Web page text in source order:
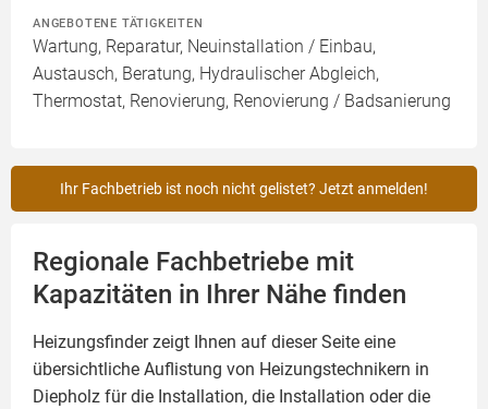
ANGEBOTENE TÄTIGKEITEN
Wartung, Reparatur, Neuinstallation / Einbau,
Austausch, Beratung, Hydraulischer Abgleich,
Thermostat, Renovierung, Renovierung / Badsanierung
Ihr Fachbetrieb ist noch nicht gelistet? Jetzt anmelden!
Regionale Fachbetriebe mit
Kapazitäten in Ihrer Nähe finden
Heizungsfinder zeigt Ihnen auf dieser Seite eine
übersichtliche Auflistung von Heizungstechnikern in
Diepholz für die Installation, die Installation oder die